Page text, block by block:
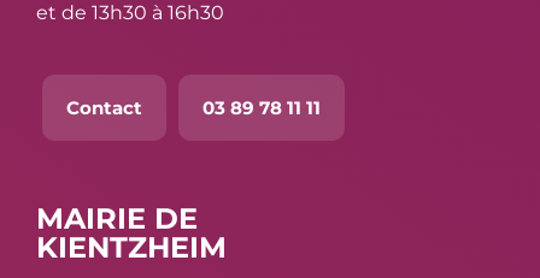
et de 13h30 à 16h30
Contact 03 89 78 11 11
MAIRIE DE
KIENTZHEIM